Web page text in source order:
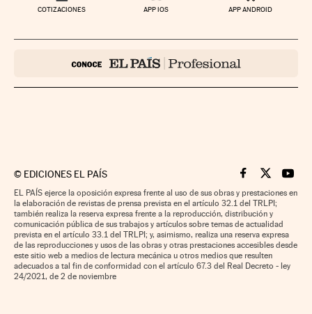
COTIZACIONES APP IOS APP ANDROID
© EDICIONES EL PAÍS Cinco Días en
Cinco Días
Cinco
EL PAÍS ejerce la oposición expresa frente al uso de sus obras y prestaciones en
la elaboración de revistas de prensa prevista en el artículo 32.1 del TRLPI;
también realiza la reserva expresa frente a la reproducción, distribución y
comunicación pública de sus trabajos y artículos sobre temas de actualidad
prevista en el artículo 33.1 del TRLPI; y, asimismo, realiza una reserva expresa
de las reproducciones y usos de las obras y otras prestaciones accesibles desde
este sitio web a medios de lectura mecánica u otros medios que resulten
adecuados a tal fin de conformidad con el artículo 67.3 del Real Decreto - ley
24/2021, de 2 de noviembre